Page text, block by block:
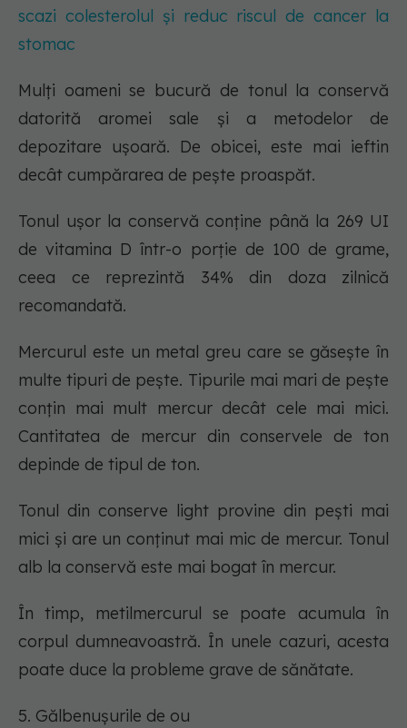
scazi colesterolul și reduc riscul de cancer la
stomac
Mulți oameni se bucură de tonul la conservă
datorită aromei sale și a metodelor de
depozitare ușoară. De obicei, este mai ieftin
decât cumpărarea de pește proaspăt.
Tonul ușor la conservă conține până la 269 UI
de vitamina D într-o porție de 100 de grame,
ceea ce reprezintă 34% din doza zilnică
recomandată.
Mercurul este un metal greu care se găsește în
multe tipuri de pește. Tipurile mai mari de pește
conțin mai mult mercur decât cele mai mici.
Cantitatea de mercur din conservele de ton
depinde de tipul de ton.
Tonul din conserve light provine din pești mai
mici și are un conținut mai mic de mercur. Tonul
alb la conservă este mai bogat în mercur.
În timp, metilmercurul se poate acumula în
corpul dumneavoastră. În unele cazuri, acesta
poate duce la probleme grave de sănătate.
5. Gălbenușurile de ou